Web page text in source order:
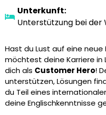
Unterkunft:
Unterstützung bei der
Hast du Lust auf eine
möchtest deine Karriere in
dich als Customer Hero!
unterstützen, Lösungen
du Teil eines
deine Englischkenntnisse